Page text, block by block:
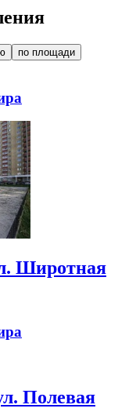
по площади
Широтная
Полевая